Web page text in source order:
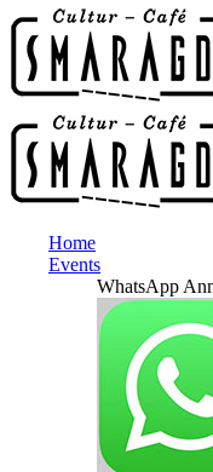
Home
Events
WhatsApp